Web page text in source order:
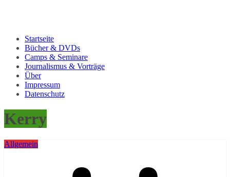
Startseite
Bücher & DVDs
Camps & Seminare
Journalismus & Vorträge
Über
Impressum
Datenschutz
Kerry
Allgemein